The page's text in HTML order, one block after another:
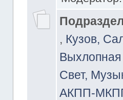
, Кузов,
Свет,
АКПП-